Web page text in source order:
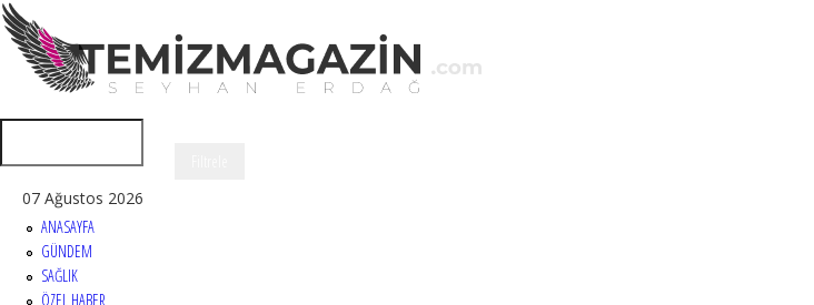
07 Ağustos 2026
ANASAYFA
GÜNDEM
SAĞLIK
ÖZEL HABER